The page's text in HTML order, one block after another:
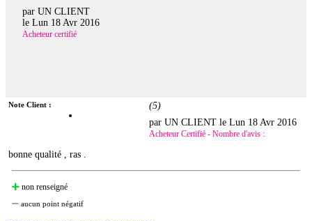
par UN CLIENT
le Lun 18 Avr 2016
Acheteur certifié
Note Client : (5)
par UN CLIENT leLun 18 Avr 2016
Acheteur Certifié - Nombre d'avis :
bonne qualité , ras .
non renseigné
aucun point négatif